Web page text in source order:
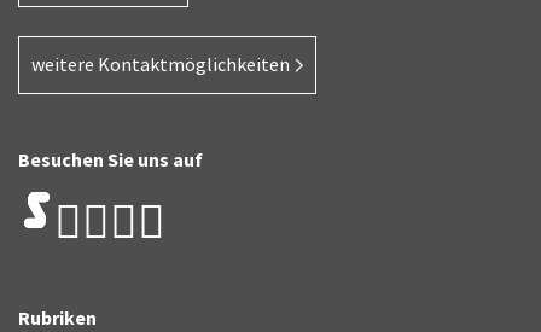
weitere Kontaktmöglichkeiten
Besuchen Sie uns auf
Rubriken